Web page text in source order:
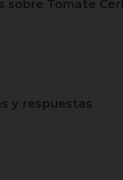
sobre Tomate
y respuestas